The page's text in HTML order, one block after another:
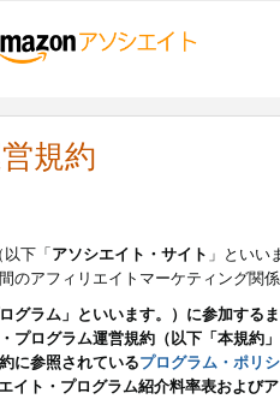
規約
下「アソシエイト・サイト 」といい
のアフィリエイトマーケティング関
ラム」といいます。）に参加する
ログラム運営規約（以下「本規約
に参照されているプログラム・ポリ
ト・プログラム紹介料率表および